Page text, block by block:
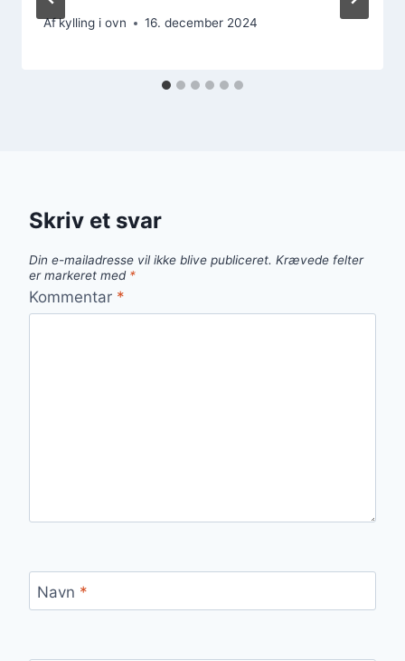
Afkylling i ovn 16. december 2024
Skriv et svar
Din e-mailadresse vil ikke blive publiceret. Krævede felter
er markeret med *
Kommentar *
Navn *